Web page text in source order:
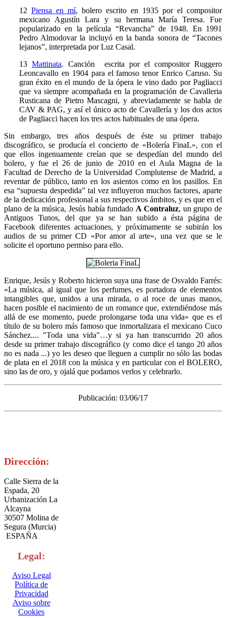
12 Piensa en mí, bolero escrito en 1935 por el compositor
mexicano Agustín Lara y su hermana María Teresa. Fue
popularizado en la película “Revancha” de 1948. En 1991
Pedro Almodovar la incluyó en la banda sonora de “Tacones
lejanos”, interpretada por Luz Casal.
13Mattinata. Canción escrita por el compositor Ruggero
Leoncavallo en 1904 para el famoso tenor Enrico Caruso. Su
gran éxito en el mundo de la ópera le vino dado por Pagliacci
que va siempre acompañada en la programación de Cavalleria
Rusticana de Pietro Mascagni, y abreviadamente se habla de
CAV & PAG, y así el único acto de Cavallería y los dos actos
de Pagliacci hacen los tres actos habituales de una ópera.
Sin embargo, tres años después de éste su primer trabajo
discográfico, se producía el concierto de «Bolería FinaL», con el
que ellos ingenuamente creían que se despedían del mundo del
bolero, y fue el 26 de junio de 2010 en el Aula Magna de la
Facultad de Derecho de la Universidad Complutense de Madrid, a
reventar de público, tanto en los asientos como en los pasillos. En
esa “supuesta despedida” tal vez influyeron muchos factores, aparte
de la dedicación profesional a sus respectivos ámbitos, y es que en el
plano de la música, Jesús había fundado A Contraluz, un grupo de
Antiguos Tunos, del que ya se han subido a ésta página de
Facebook diferentes actuaciones, y próximamente se subirán los
audios de su primer CD «Por amor al arte», una vez que se le
solicite el oportuno permiso para ello.
Enrique, Jesús y Roberto hicieron suya una frase de Osvaldo Farrés:
«La música, al igual que los perfumes, es portadora de elementos
intangibles que, unidos a una mirada, o al roce de unas manos,
hacen posible el nacimiento de un romance que, extendiéndose más
allá de ese momento, puede prolongarse toda una vida» que es el
título de su bolero más famoso que inmortalizara el mexicano Cuco
Sánchez.... "Toda una vida"…y si ya han transcurrido 20 años
desde su primer trabajo discográfico (y como dice el tango 20 años
no es nada ...) yo les deseo que lleguen a cumplir no sólo las bodas
de plata en el 2018 con la música y en particular con el BOLERO,
sino las de oro, y ojalá que podamos verlos y celebrarlo.
Publicación: 03/06/17
Dirección:
Calle Sierra de la
Espada, 20
Urbanización La
Alcayna
30507 Molina de
Segura (Murcia)
ESPAÑA
Legal:
Aviso Legal
Política de
Privacidad
Aviso sobre
Cookies